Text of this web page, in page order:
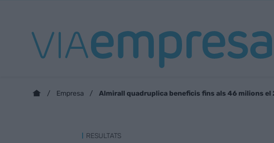
Empresa Almirall quadruplica beneficis fins als 46 milions el
RESULTATS